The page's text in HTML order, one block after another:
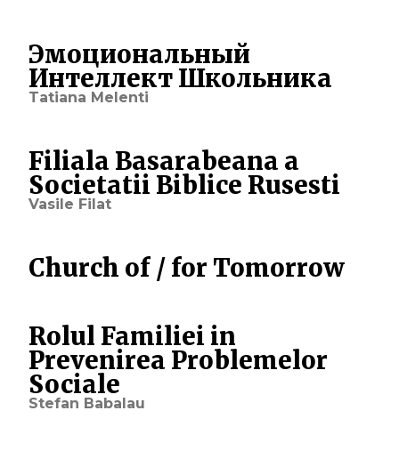
Эмоциональный
Интеллект Школьника
Tatiana Melenti
Filiala Basarabeana a
Societatii Biblice Rusesti
Vasile Filat
Church of / for Tomorrow
Rolul Familiei in
Prevenirea Problemelor
Sociale
Stefan Babalau